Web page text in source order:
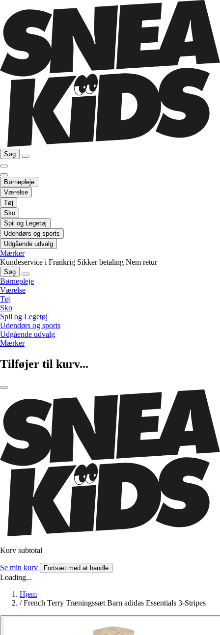
Søg
Børnepleje
Værelse
Tøj
Sko
Spil og Legetøj
Udendørs og sports
Udgående udvalg
Mærker
Kundeservice i Frankrig Sikker betaling Nem retur
Søg
Børnepleje
Værelse
Tøj
Sko
Spil og Legetøj
Udendørs og sports
Udgående udvalg
Mærker
Tilføjer til kurv...
Kurv subtotal
Se min kurv Fortsæt med at handle
Loading...
Hjem
/ French Terry Træningssæt Barn adidas Essentials 3-Stripes